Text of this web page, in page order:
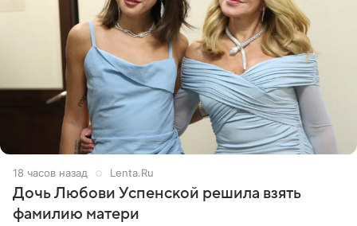
18 часов назад Lenta.Ru
Дочь Любови Успенской решила взять
фамилию матери